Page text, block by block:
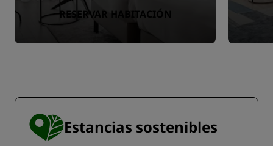
RESERVAR HABITACIÓN
Estancias sostenibles